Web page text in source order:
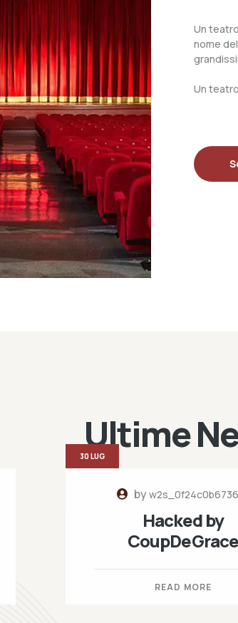
Un
nome
Un
Ultime
by
Hacked by
CoupDeGrace
READ MORE
30 LUG